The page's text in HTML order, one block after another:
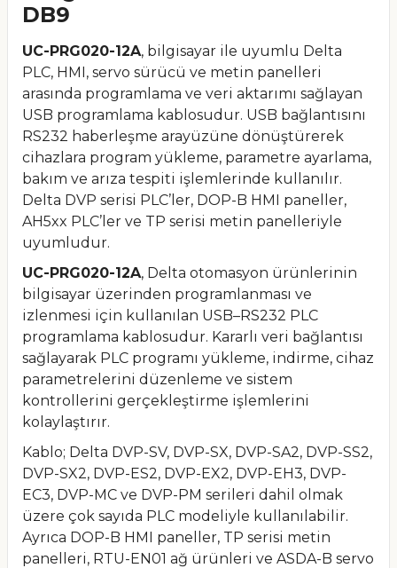
DB9
UC-PRG020-12A, bilgisayar ile uyumlu Delta
PLC, HMI, servo sürücü ve metin panelleri
arasında programlama ve veri aktarımı sağlayan
USB programlama kablosudur. USB bağlantısını
RS232 haberleşme arayüzüne dönüştürerek
cihazlara program yükleme, parametre ayarlama,
bakım ve arıza tespiti işlemlerinde kullanılır.
Delta DVP serisi PLC’ler, DOP-B HMI paneller,
AH5xx PLC’ler ve TP serisi metin panelleriyle
uyumludur.
UC-PRG020-12A, Delta otomasyon ürünlerinin
bilgisayar üzerinden programlanması ve
izlenmesi için kullanılan USB–RS232 PLC
programlama kablosudur. Kararlı veri bağlantısı
sağlayarak PLC programı yükleme, indirme, cihaz
parametrelerini düzenleme ve sistem
kontrollerini gerçekleştirme işlemlerini
kolaylaştırır.
Kablo; Delta DVP-SV, DVP-SX, DVP-SA2, DVP-SS2,
DVP-SX2, DVP-ES2, DVP-EX2, DVP-EH3, DVP-
EC3, DVP-MC ve DVP-PM serileri dahil olmak
üzere çok sayıda PLC modeliyle kullanılabilir.
Ayrıca DOP-B HMI paneller, TP serisi metin
panelleri, RTU-EN01 ağ ürünleri ve ASDA-B servo